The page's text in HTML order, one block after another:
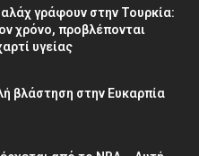
γράφουν στην Τουρκία:
χρόνο, προβλέπονται
υγείας
βλάστηση στην Ευκαρπία